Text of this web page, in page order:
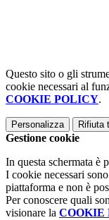
Questo sito o gli
cookie necessari al
COOKIE POLICY.
Personalizza Rifiuta
Gestione cookie
In questa schermata è
I cookie necessari
piattaforma e non è
Per conoscere quali
visionare la COOKIE